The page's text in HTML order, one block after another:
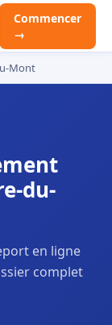
Commencer
→
Mont
du-
en ligne
complet